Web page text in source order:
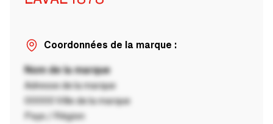
Coordonnées de la marque :
Nom de la marque
Adresse de la marque
00000 Ville de la marque
Pays / Région